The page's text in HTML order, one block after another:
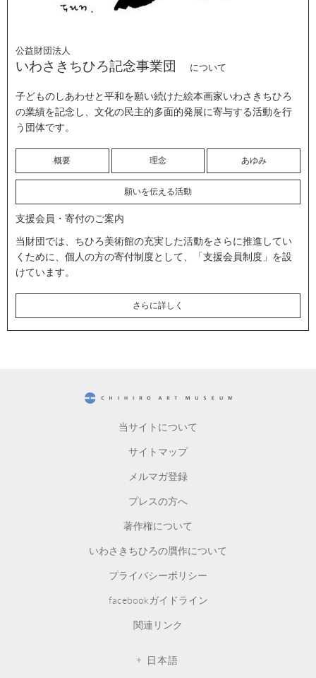
公益財団法人
いわさきちひろ記念事業団 について
子どものしあわせと平和を願い続けた絵本画家いわさきちひろ
の業績を記念し、文化の民主的多面的発展に寄与する活動を行
う団体です。
概要 理念 あゆみ
願いを伝える活動
支援会員・寄付のご案内
当財団では、ちひろ美術館の充実した活動をさらに推進してい
くために、個人の方の寄付制度として、「支援会員制度」を設
けています。
さらに詳しく
当サイトについて
サイトマップ
メルマガ登録
プレスの方へ
著作権について
いわさきちひろの贋作について
プライバシーポリシー
facebookガイドライン
関連リンク
日本語